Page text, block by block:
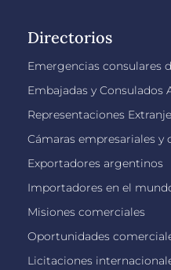
Directorios
Emergencias consulares
Embajadas y Consulados
Representaciones
Cámaras empresariales
Exportadores argentinos
Importadores en el
Misiones comerciales
Oportunidades
Licitaciones